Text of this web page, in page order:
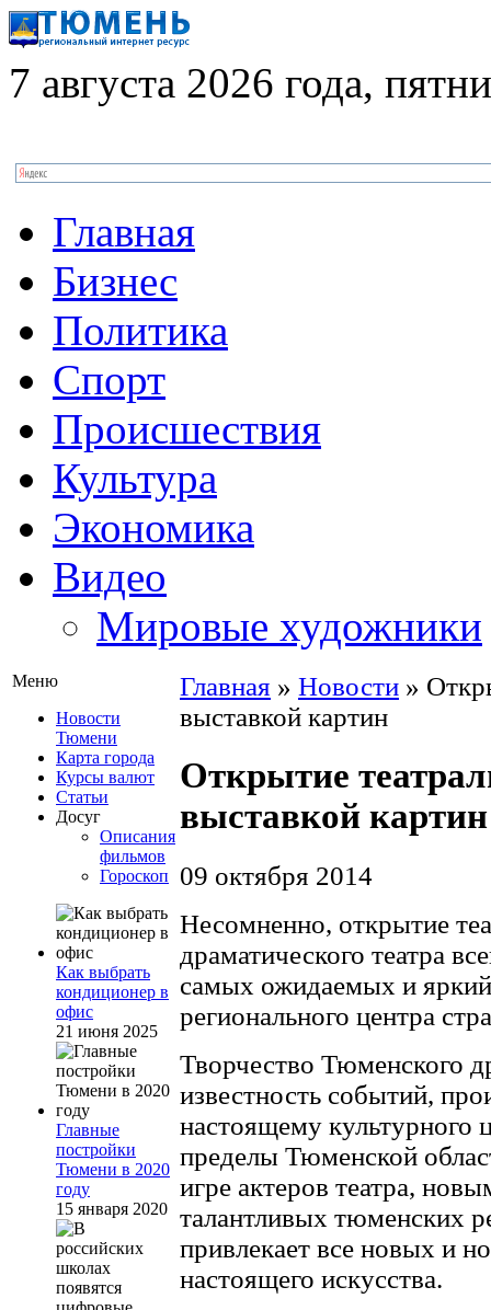
7 августа 2026 года,
Главная
Бизнес
Политика
Спорт
Происшествия
Культура
Экономика
Видео
Мировые художники
Меню
Новости
Тюмени
Карта города
Курсы валют
Статьи
Досуг
Описания
фильмов
Гороскоп
Как выбрать
кондиционер в
офис
21 июня 2025
Главные
постройки
Тюмени в 2020
году
15 января 2020
Главная » Новости »
выставкой картин
Открытие
выставкой картин
09 октября 2014
Несомненно, открытие
драматического театра
самых ожидаемых и
регионального центра
Творчество Тюменского
известность событий,
настоящему культурного
пределы Тюменской
игре актеров театра,
талантливых тюменских
привлекает все новых и
настоящего искусства.